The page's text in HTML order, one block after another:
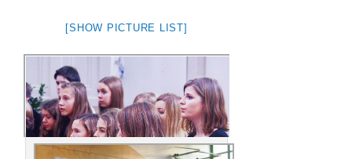
[SHOW PICTURE LIST]